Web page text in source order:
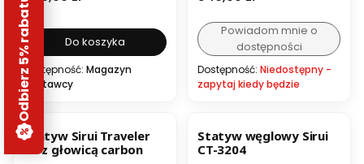
Do koszyka
Dostępność: Magazyn
dostawcy
Powiadom mnie o
dostępności
Dostępność: Niedostępny -
zapytaj kiedy będzie
Statyw Sirui Traveler
7C z głowicą carbon
Statyw węglowy Sirui
CT-3204
Odbierz 5% rabatu